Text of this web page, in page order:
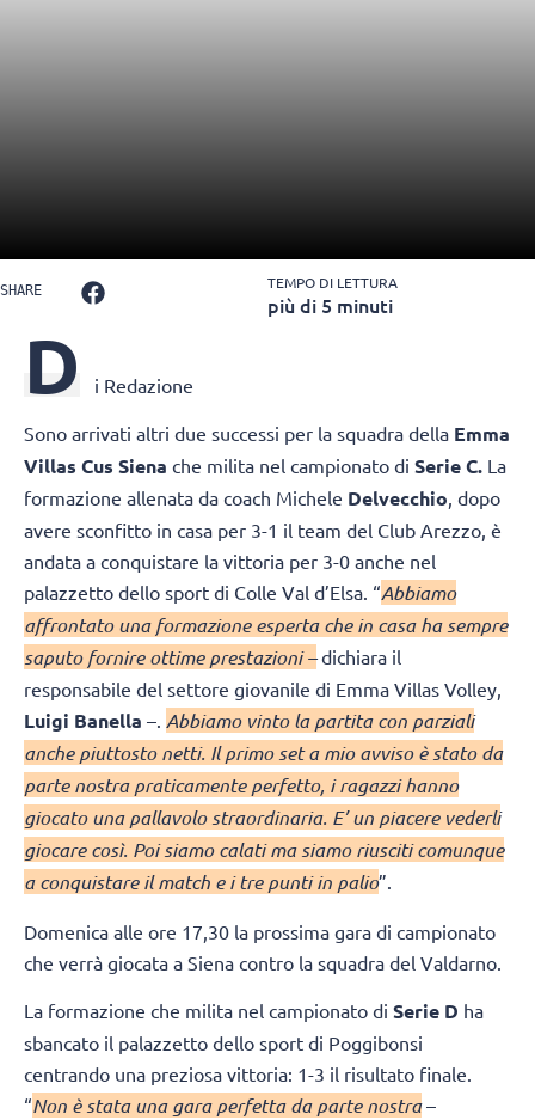
SHARE TEMPO DI LETTURA
più di 5 minuti
D i Redazione
Sono arrivati altri due successi per la squadra della Emma
Villas Cus Siena che milita nel campionato di Serie C. La
formazione allenata da coach Michele Delvecchio, dopo
avere sconfitto in casa per 3-1 il team del Club Arezzo, è
andata a conquistare la vittoria per 3-0 anche nel
palazzetto dello sport di Colle Val d’Elsa. “Abbiamo
affrontato una formazione esperta che in casa ha sempre
saputo fornire ottime prestazioni –dichiara il
responsabile del settore giovanile di Emma Villas Volley,
Luigi Banella –. Abbiamo vinto la partita con parziali
anche piuttosto netti. Il primo set a mio avviso è stato da
parte nostra praticamente perfetto, i ragazzi hanno
giocato una pallavolo straordinaria. E’ un piacere vederli
giocare così. Poi siamo calati ma siamo riusciti comunque
a conquistare il match e i tre punti in palio”.
Domenica alle ore 17,30 la prossima gara di campionato
che verrà giocata a Siena contro la squadra del Valdarno.
La formazione che milita nel campionato di Serie D ha
sbancato il palazzetto dello sport di Poggibonsi
centrando una preziosa vittoria: 1-3 il risultato finale.
“Non è stata una gara perfetta da parte nostra–